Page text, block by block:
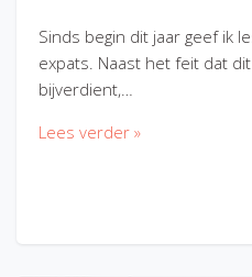
Sinds begin dit jaar geef ik
expats. Naast het feit dat
bijverdient,…
Lees verder »